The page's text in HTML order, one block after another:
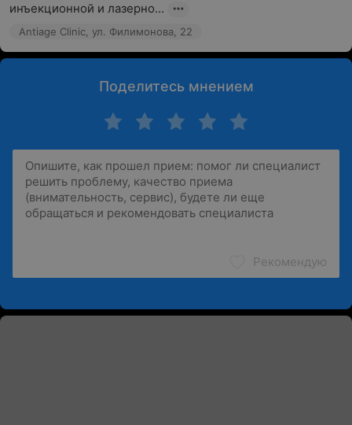
инъекционной и лазерно...
Antiage Clinic, ул. Филимонова, 22
Поделитесь мнением
Рекомендую